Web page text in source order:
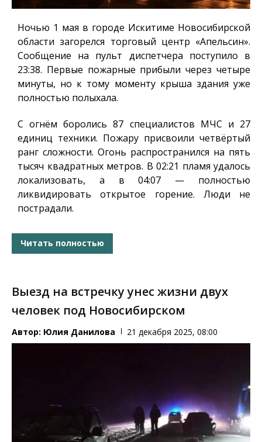
Ночью 1 мая в городе Искитиме Новосибирской
области загорелся торговый центр «Апельсин».
Сообщение на пульт диспетчера поступило в
23:38. Первые пожарные прибыли через четыре
минуты, но к тому моменту крыша здания уже
полностью полыхала.
С огнём боролись 87 специалистов МЧС и 27
единиц техники. Пожару присвоили четвёртый
ранг сложности. Огонь распространился на пять
тысяч квадратных метров. В 02:21 пламя удалось
локализовать, а в 04:07 — полностью
ликвидировать открытое горение. Люди не
пострадали.
Читать полностью
Выезд на встречку унес жизни двух
человек под Новосибирском
Автор: Юлия Данилова 21 декабря 2025, 08:00